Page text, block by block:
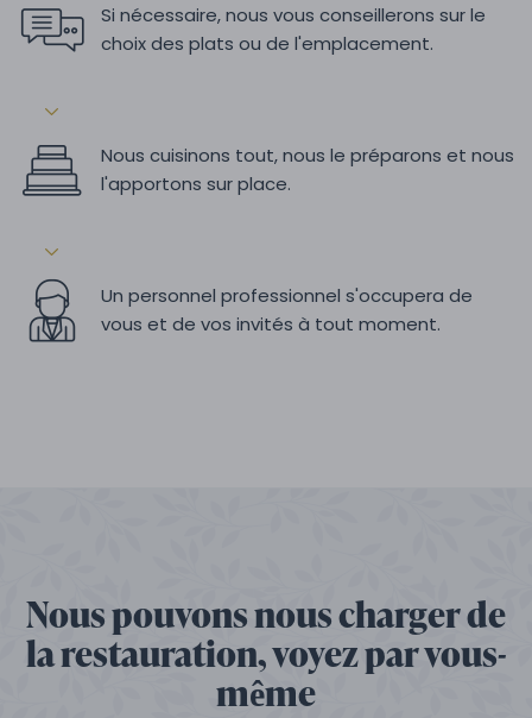
Si nécessaire, nous vous conseillerons sur le
choix des plats ou de l'emplacement.
Nous cuisinons tout, nous le préparons et nous
l'apportons sur place.
Un personnel professionnel s'occupera de
vous et de vos invités à tout moment.
Nous pouvons nous charger de
la restauration, voyez par vous-
même